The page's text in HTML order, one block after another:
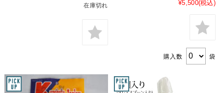
在庫切れ ¥5,500(税込)
購入数 袋